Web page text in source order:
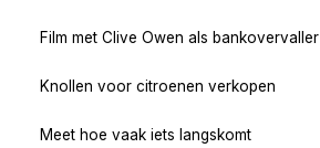
Film met Clive Owen als bankovervaller
Knollen voor citroenen verkopen
Meet hoe vaak iets langskomt